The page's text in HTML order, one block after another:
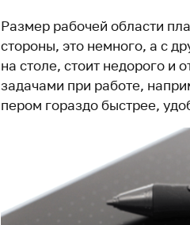
Размер рабочей области
стороны, это немного, а с
на столе, стоит недорого и
задачами при работе,
пером гораздо быстрее,